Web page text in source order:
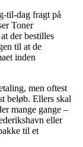
til-dag fragt på
Toner
der bestilles
til at de
inden
men oftest
beløb. Ellers skal
mange gange –
eller
til et